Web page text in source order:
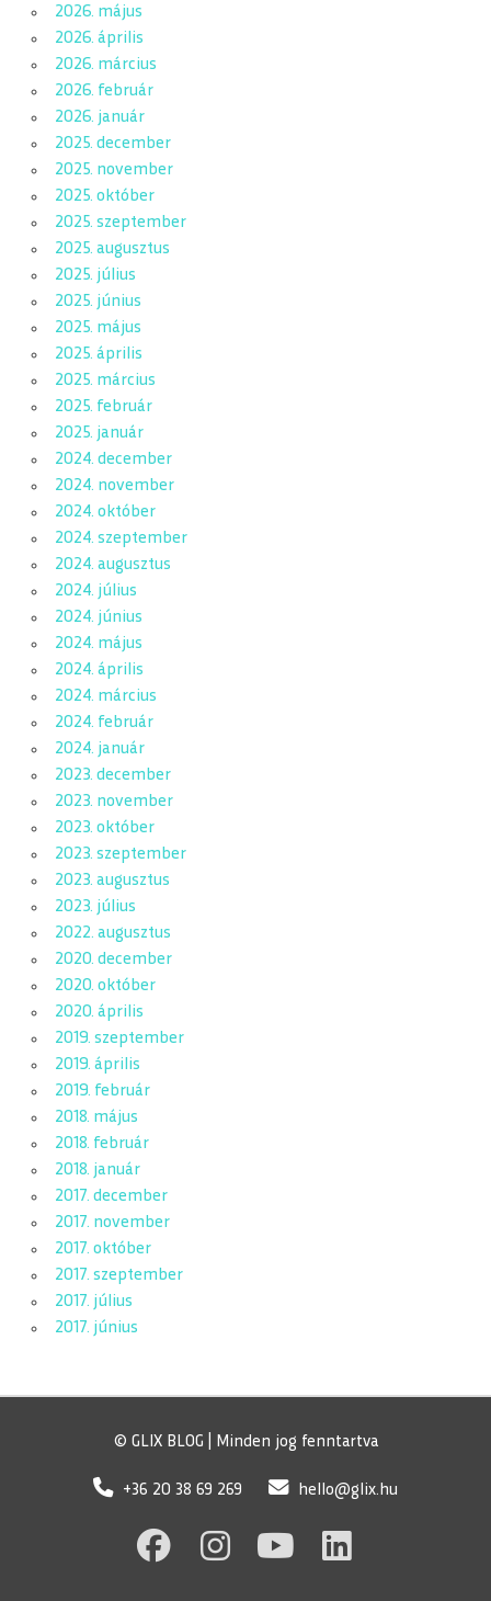
2026. május
2026. április
2026. március
2026. február
2026. január
2025. december
2025. november
2025. október
2025. szeptember
2025. augusztus
2025. július
2025. június
2025. május
2025. április
2025. március
2025. február
2025. január
2024. december
2024. november
2024. október
2024. szeptember
2024. augusztus
2024. július
2024. június
2024. május
2024. április
2024. március
2024. február
2024. január
2023. december
2023. november
2023. október
2023. szeptember
2023. augusztus
2023. július
2022. augusztus
2020. december
2020. október
2020. április
2019. szeptember
2019. április
2019. február
2018. május
2018. február
2018. január
2017. december
2017. november
2017. október
2017. szeptember
2017. július
2017. június
© GLIX BLOG | Minden jog fenntartva
+36 20 38 69 269 hello@glix.hu